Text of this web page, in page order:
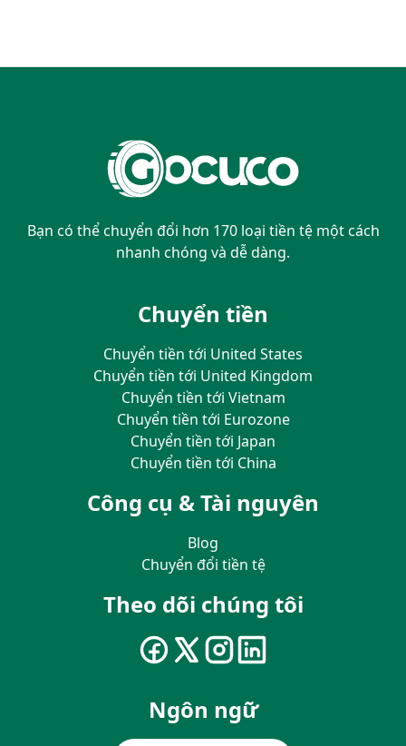
Bạn có thể chuyển đổi hơn 170 loại tiền tệ một cách
nhanh chóng và dễ dàng.
Chuyển tiền
Chuyển tiền tới United States
Chuyển tiền tới United Kingdom
Chuyển tiền tới Vietnam
Chuyển tiền tới Eurozone
Chuyển tiền tới Japan
Chuyển tiền tới China
Công cụ & Tài nguyên
Blog
Chuyển đổi tiền tệ
Theo dõi chúng tôi
Ngôn ngữ